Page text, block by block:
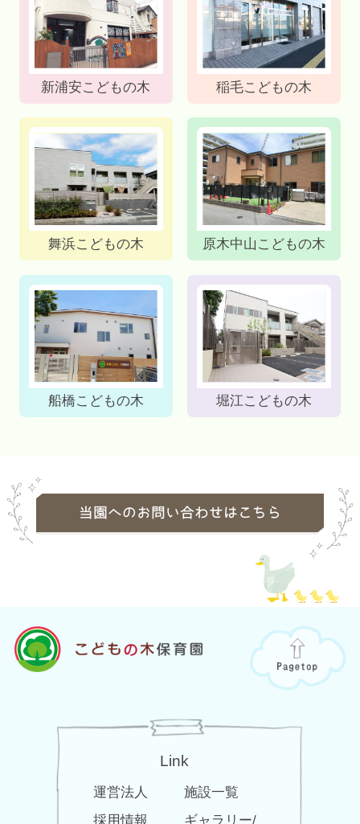
新浦安こどもの木 稲毛こどもの木
舞浜こどもの木 原木中山こどもの木
船橋こどもの木 堀江こどもの木
当園へのお問い合わせはこちら
Link
運営法人
施設一覧
採用情報
ギャラリー/